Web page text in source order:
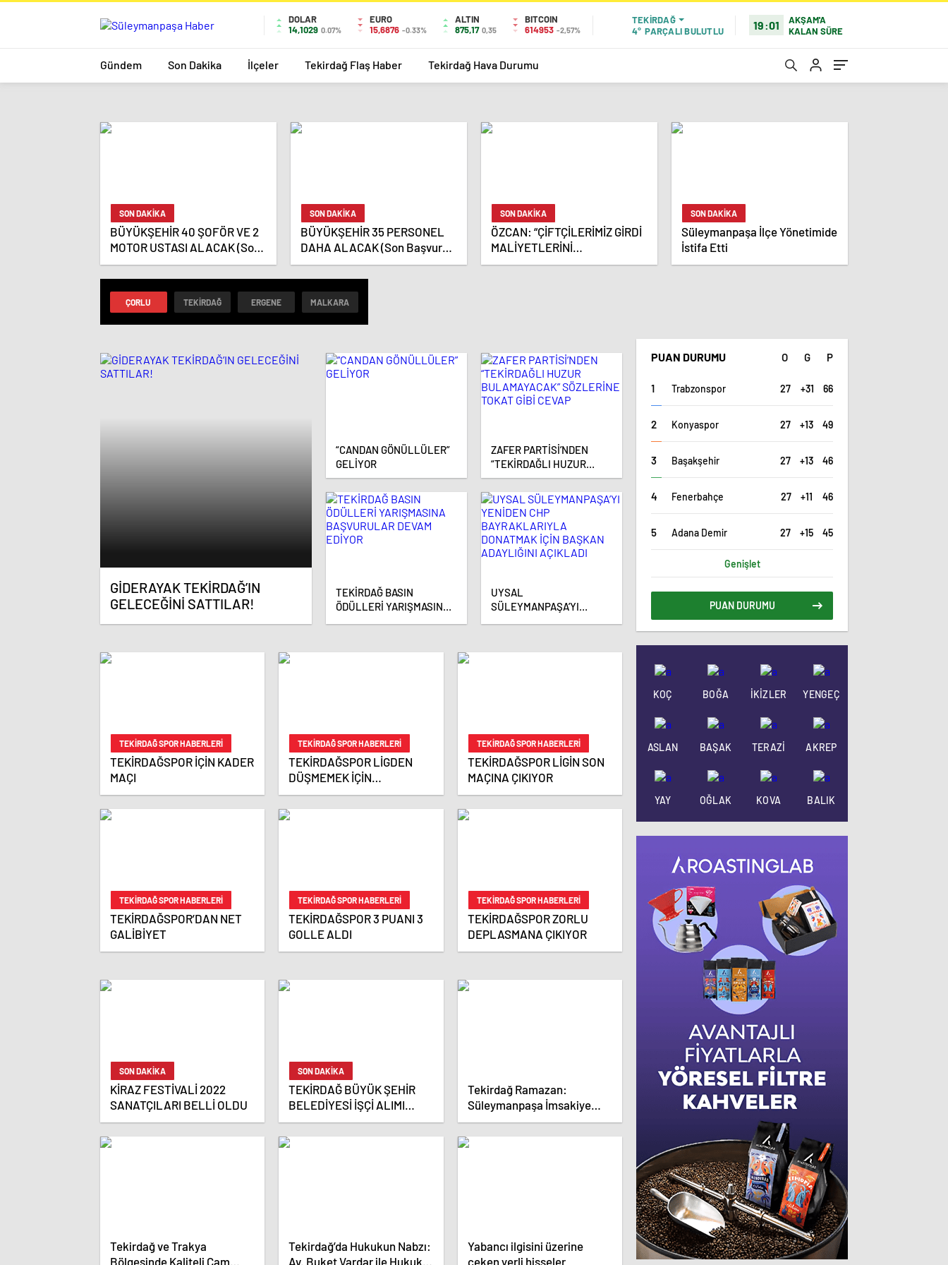
DOLAR
14,1029 0.07%
EURO
15,6876 -0.33%
ALTIN
875,17 0,35
BITCOIN
614953 -2,57%
TEKIRDAĞ
4° PARÇALI BULUTLU 19:01
AKŞAM'A
KALAN SÜRE
Gündem Son Dakika İlçeler Tekirdağ Flaş Haber Tekirdağ Hava Durumu
SON DAKİKA
BÜYÜKŞEHİR 40 ŞOFÖR VE 2
MOTOR USTASI ALACAK (Son
başvuru 14 Kasım)
SON DAKİKA
BÜYÜKŞEHİR 35 PERSONEL
DAHA ALACAK (Son Başvuru
31 Ekim!)
SON DAKİKA
ÖZCAN: “ÇİFTÇİLERİMİZ GİRDİ
MALİYETLERİNİ
DÜŞÜNMEDEN ÜRETİM
SON DAKİKA
Süleymanpaşa İlçe Yönetimide
İstifa Etti
ÇORLU TEKIRDAĞ ERGENE MALKARA
GİDERAYAK TEKİRDAĞ’IN
GELECEĞİNİ SATTILAR!
“CANDAN GÖNÜLLÜLER”
GELİYOR
ZAFER PARTİSİ’NDEN
“TEKİRDAĞLI HUZUR
BULAMAYACAK”
SÖZLERİNE TOKAT GİBİ
CEVAP
TEKİRDAĞ BASIN
ÖDÜLLERİ YARIŞMASINA
UYSAL
SÜLEYMANPAŞA’YI
TEKIRDAĞ SPOR HABERLERI
TEKİRDAĞSPOR İÇİN KADER
MAÇI
TEKIRDAĞ SPOR HABERLERI
TEKİRDAĞSPOR LİGDEN
DÜŞMEMEK İÇİN
KAPAKLISPOR İLE
KARŞILAŞACAK
TEKIRDAĞ SPOR HABERLERI
TEKİRDAĞSPOR LİGİN SON
MAÇINA ÇIKIYOR
TEKIRDAĞ SPOR HABERLERI
TEKİRDAĞSPOR’DAN NET
GALİBİYET
TEKIRDAĞ SPOR HABERLERI
TEKİRDAĞSPOR 3 PUANI 3
GOLLE ALDI
TEKIRDAĞ SPOR HABERLERI
TEKİRDAĞSPOR ZORLU
DEPLASMANA ÇIKIYOR
SON DAKİKA
KİRAZ FESTİVALİ 2022
SANATÇILARI BELLİ OLDU
SON DAKİKA
TEKİRDAĞ BÜYÜK ŞEHİR
BELEDİYESİ İŞÇİ ALIMI
YAPACAK
Tekirdağ Ramazan:
Süleymanpaşa İmsakiye
2019
Tekirdağ ve Trakya
Bölgesinde Kaliteli Cam
Tekirdağ’da Hukukun Nabzı:
Av. Buket Vardar ile Hukuki
Yabancı ilgisini üzerine
çeken yerli hisseler
PUAN DURUMU O G P
Trabzonspor 27 +31 66
Konyaspor 27 +13 49
Başakşehir 27 +13 46
Fenerbahçe 27 +11 46
Adana Demir 27 +15 45
Genişlet
PUAN DURUMU
KOÇ BOĞA İKİZLER YENGEÇ
ASLAN BAŞAK TERAZİ AKREP
YAY OĞLAK KOVA BALIK